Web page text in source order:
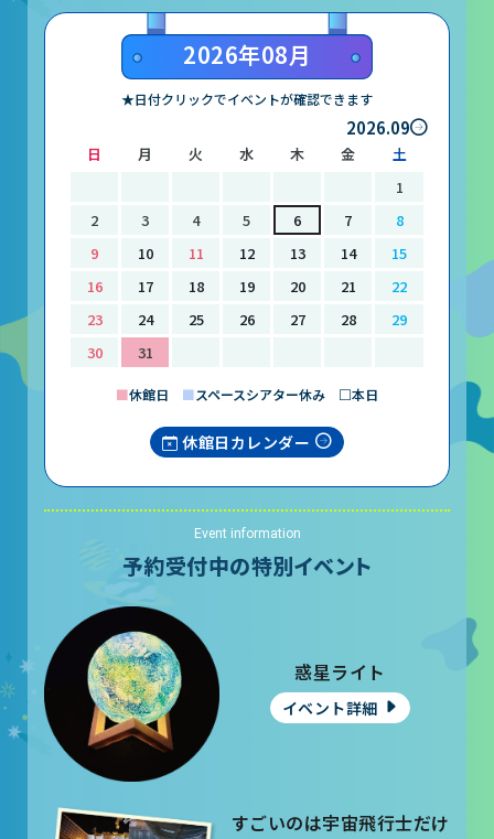
名誉館長あいさつ
プライバシーポリシー
お問い合わせ
プラネタリウム
イベント
動画配信
2026年08月
★日付クリックでイベントが確認できます
2026.09
日 月 火 水 木 金
土
1
2
3 4 5 6 7
8
9
10 11 12 13 14
15
16
17 18 19 20 21
22
23
24 25 26 27 28
29
30
31
■休館日 ■スペースシアター休み □本日
休館日カレンダー
Event information
予約受付中の特別イベント
惑星ライト
イベント詳細
すごいのは宇宙飛行士だけ